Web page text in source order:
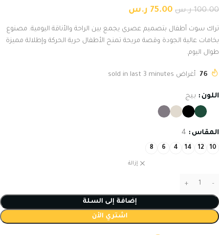
100.00 ر.س 75.00 ر.س
تراك سوت أطفال بتصميم عصري يجمع بين الراحة والأناقة اليومية. مصنوع
بخامات عالية الجودة وقصة مريحة تمنح الأطفال حرية الحركة وإطلالة مميزة
طوال اليوم.
76 أغراض sold in last 3 minutes
اللون بيج
المقاس 4
10
12
14
4
6
8
إزالة
إضافة إلى السلة
اشتري الأن